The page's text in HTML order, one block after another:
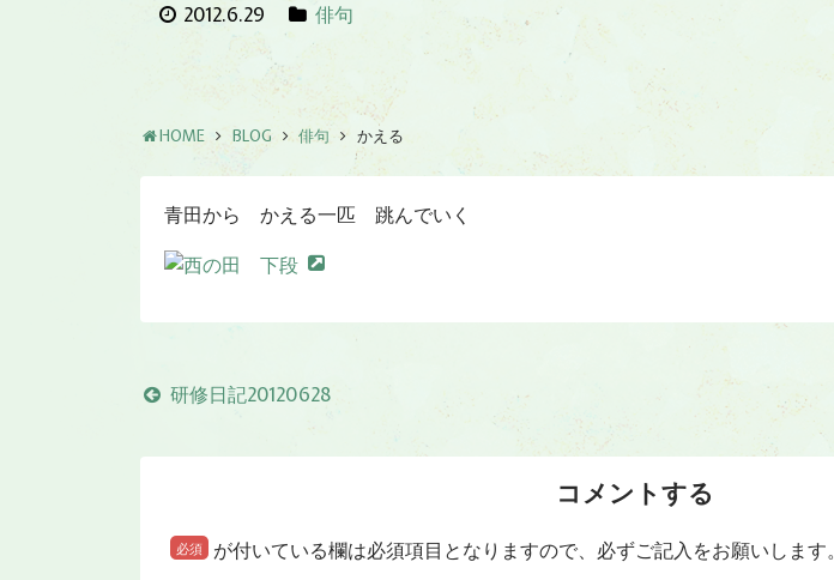
2012.6.29 俳句
HOME BLOG 俳句 かえる
青田から かえる一匹 跳んでいく
研修日記20120628
コメントする
必須 が付いている欄は必須項目となりますので、必ずご記入をお願いします。